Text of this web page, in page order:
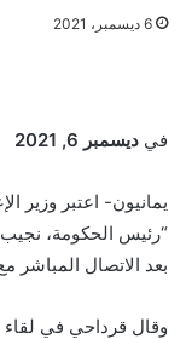
6 ديسمبر، 2021
في ديسمبر 6, 2021
يمانيون- اعتبر وزير
“رئيس الحكومة، نجيب
بعد الاتصال
وقال قرداحي في لقاء